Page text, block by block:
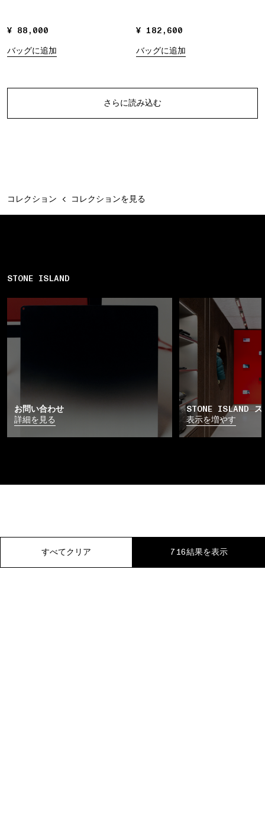
すべてクリア 716結果を表示
すべてクリア 716結果を表示
すべてクリア 716結果を表示
すべてクリア 716結果を表示
すべてクリア 716結果を表示
¥ 88,000
¥ 88,000
バッグに追加
¥ 182,600
¥ 182,600
バッグに追加
さらに読み込む
コレクション コレクションを見る
STONE ISLAND
お問い合わせ
詳細を見る
STONE ISLAND ス
表示を増やす